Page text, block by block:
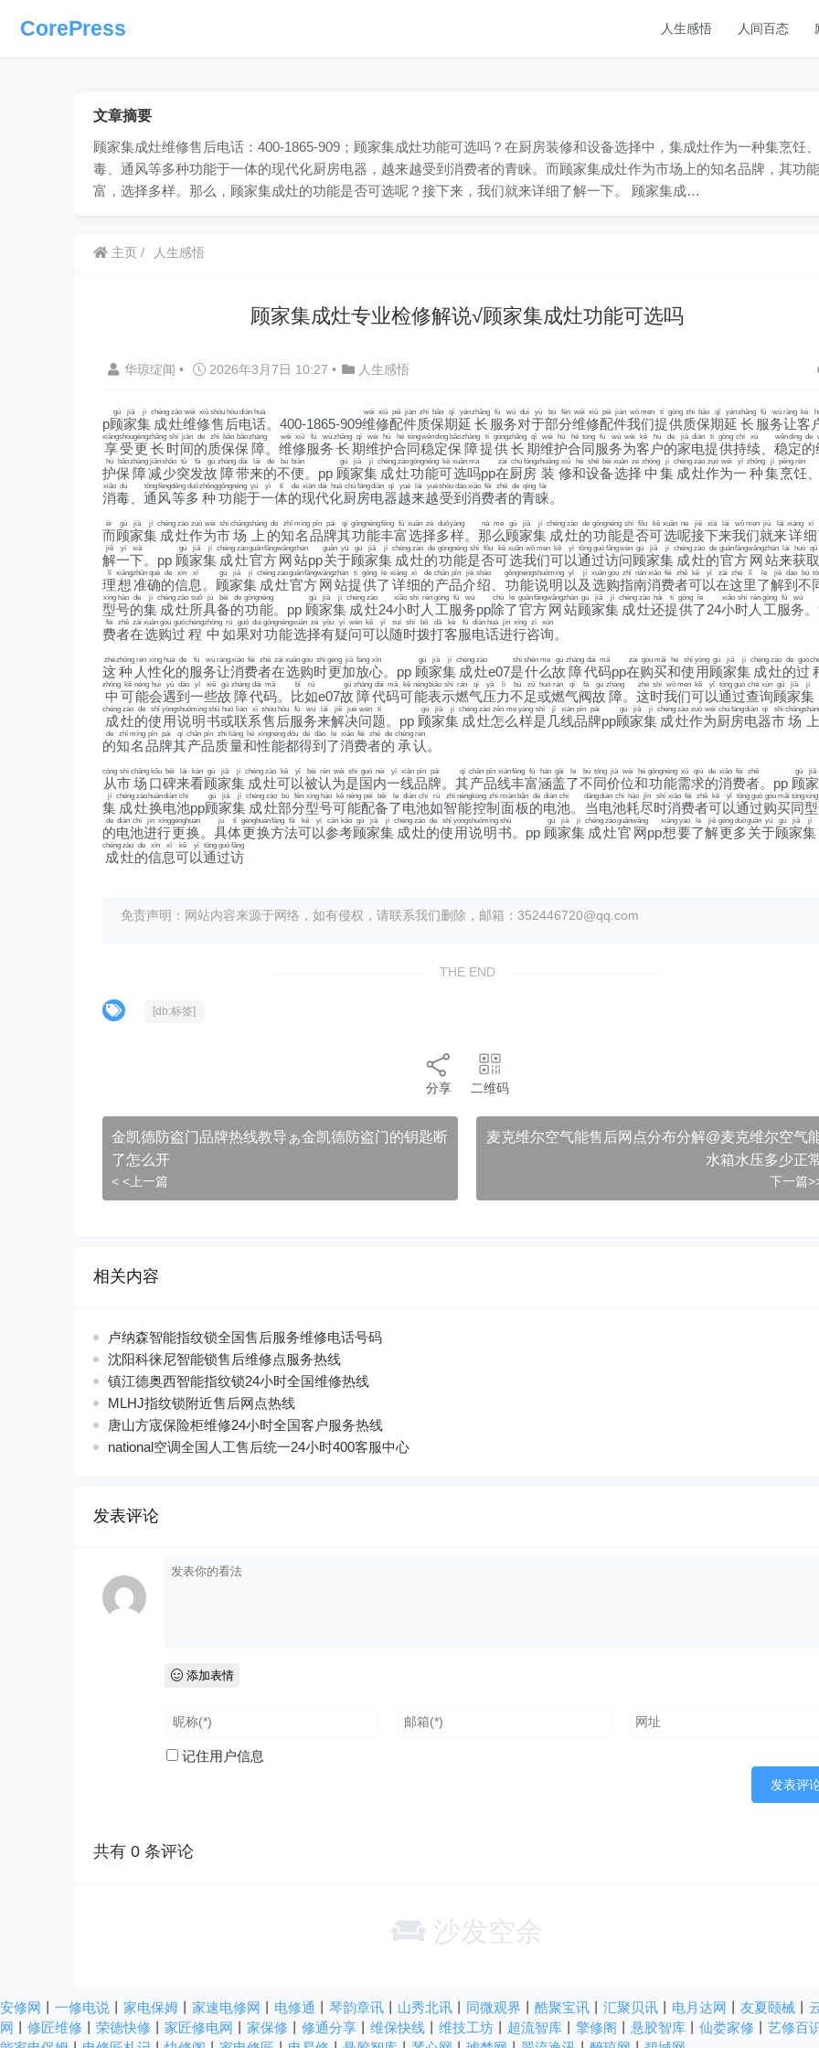
CorePress 人生感悟 人间百态
文章摘要
顾家集成灶维修售后电话：400-1865-909；顾家集成灶功能可选吗？在厨房装修和设备选择中，集成灶作为一种集烹饪
毒、通风等多种功能于一体的现代化厨房电器，越来越受到消费者的青睐。而顾家集成灶作为市场上的知名品牌，其功
富，选择多样。那么，顾家集成灶的功能是否可选呢？接下来，我们就来详细了解一下。 顾家集成…
主页 人生感悟
顾家集成灶专业检修解说√顾家集成灶功能可选吗
华琼绽闻 • 2026年3月7日 10:27 • 人生感悟
p顾
gù
家
jiā
集
jí
成
chéng
灶
zào
维
wéi
修
xiū
售
shòu
后
hòu
电
diàn
话
huà
。400-1865-909维
wéi
修
xiū
配
pèi
件
jiàn
质
zhì
保
bǎo
期
qī
延
yán
长
zhǎng
服
fú
务
wù
对
duì
于
yú
部
bù
分
fēn
维
wéi
修
xiū
配
pèi
件
jiàn
我
wǒ
们
men
提
tí
供
gōng
质
zhì
保
bǎo
期
qī
延
yán
长
zhǎng
服
fú
务
wù
让
ràng
客
kè
享
xiǎng
受
shòu
更
gèng
长
zhǎng
时
shí
间
jiān
的
de
质
zhì
保
bǎo
保
bǎo
障
zhàng
。 维
wéi
修
xiū
服
fú
务
wù
长
zhǎng
期
qī
维
wéi
护
hù
合
hé
同
tóng
稳
wěn
定
dìng
保
bǎo
障
zhàng
提
tí
供
gōng
长
zhǎng
期
qī
维
wéi
护
hù
合
hé
同
tóng
服
fú
务
wù
为
wèi
客
kè
户
hù
的
de
家
jiā
电
diàn
提
tí
供
gōng
持
chí
续
xù
稳
wěn
定
dìng
的
de
护
hù
保
bǎo
障
zhàng
减
jiǎn
少
shǎo
突
tū
发
fā
故
gù
障
zhàng
带
dài
来
lái
的
de
不
bù
便
biàn
。pp 顾
gù
家
jiā
集
jí
成
chéng
灶
zào
功
gōng
能
néng
可
kě
选
xuǎn
吗
ma
pp在
zài
厨
chú
房
fáng
装
zhuāng
修
xiū
和
hé
设
shè
备
bèi
选
xuǎn
择
zé
中
zhōng
集
jí
成
chéng
灶
zào
作
zuò
为
wèi
一
yī
种
zhǒng
集
jí
烹
pēng
饪
rèn
消
xiāo
毒
dú
通
tōng
风
fēng
等
děng
多
duō
种
zhǒng
功
gōng
能
néng
于
yú
一
yī
体
tǐ
的
de
现
xiàn
代
dài
化
huà
厨
chú
房
fáng
电
diàn
器
qì
越
yuè
来
lái
越
yuè
受
shòu
到
dào
消
xiāo
费
fèi
者
zhě
的
de
青
qīng
睐
lài
。
而
ér
顾
gù
家
jiā
集
jí
成
chéng
灶
zào
作
zuò
为
wèi
市
shì
场
chǎng
上
shàng
的
de
知
zhī
名
míng
品
pǐn
牌
pái
其
qí
功
gōng
能
néng
丰
fēng
富
fù
选
xuǎn
择
zé
多
duō
样
yàng
。 那
nà
么
me
顾
gù
家
jiā
集
jí
成
chéng
灶
zào
的
de
功
gōng
能
néng
是
shì
否
fǒu
可
kě
选
xuǎn
呢
ne
接
jiē
下
xià
来
lái
我
wǒ
们
men
就
jiù
来
lái
详
xiáng
细
xì
解
jiě
一
yī
下
xià
。pp 顾
gù
家
jiā
集
jí
成
chéng
灶
zào
官
guān
方
fāng
网
wǎng
站
zhàn
pp关
guān
于
yú
顾
gù
家
jiā
集
jí
成
chéng
灶
zào
的
de
功
gōng
能
néng
是
shì
否
fǒu
可
kě
选
xuǎn
我
wǒ
们
men
可
kě
以
yǐ
通
tōng
过
guò
访
fǎng
问
wèn
顾
gù
家
jiā
集
jí
成
chéng
灶
zào
的
de
官
guān
方
fāng
网
wǎng
站
zhàn
来
lái
获
huò
取
qǔ
理
lǐ
想
xiǎng
准
zhǔn
确
què
的
de
信
xìn
息
xī
。 顾
gù
家
jiā
集
jí
成
chéng
灶
zào
官
guān
方
fāng
网
wǎng
站
zhàn
提
tí
供
gōng
了
le
详
xiáng
细
xì
的
de
产
chǎn
品
pǐn
介
jiè
绍
shào
功
gōng
能
néng
说
shuō
明
míng
以
yǐ
及
jí
选
xuǎn
购
gòu
指
zhǐ
南
nán
消
xiāo
费
fèi
者
zhě
可
kě
以
yǐ
在
zài
这
zhè
里
lǐ
了
le
解
jiě
到
dào
不
bù
型
xíng
号
hào
的
de
集
jí
成
chéng
灶
zào
所
suǒ
具
jù
备
bèi
的
de
功
gōng
能
néng
。pp 顾
gù
家
jiā
集
jí
成
chéng
灶
zào
24小
xiǎo
时
shí
人
rén
工
gōng
服
fú
务
wù
pp除
chú
了
le
官
guān
方
fāng
网
wǎng
站
zhàn
顾
gù
家
jiā
集
jí
成
chéng
灶
zào
还
hái
提
tí
供
gōng
了
le
24小
xiǎo
时
shí
人
rén
工
gōng
服
fú
务
wù
。
费
fèi
者
zhě
在
zài
选
xuǎn
购
gòu
过
guò
程
chéng
中
zhōng
如
rú
果
guǒ
对
duì
功
gōng
能
néng
选
xuǎn
择
zé
有
yǒu
疑
yí
问
wèn
可
kě
以
yǐ
随
suí
时
shí
拨
bō
打
dǎ
客
kè
服
fú
电
diàn
话
huà
进
jìn
行
xíng
咨
zī
询
xún
。
这
zhè
种
zhǒng
人
rén
性
xìng
化
huà
的
de
服
fú
务
wù
让
ràng
消
xiāo
费
fèi
者
zhě
在
zài
选
xuǎn
购
gòu
时
shí
更
gèng
加
jiā
放
fàng
心
xīn
。pp 顾
gù
家
jiā
集
jí
成
chéng
灶
zào
e07是
shì
什
shén
么
me
故
gù
障
zhàng
代
dài
码
mǎ
pp在
zài
购
gòu
买
mǎi
和
hé
使
shǐ
用
yòng
顾
gù
家
jiā
集
jí
成
chéng
灶
zào
的
de
过
guò
中
zhōng
可
kě
能
néng
会
huì
遇
yù
到
dào
一
yī
些
xiē
故
gù
障
zhàng
代
dài
码
mǎ
。 比
bǐ
如
rú
e07故
gù
障
zhàng
代
dài
码
mǎ
可
kě
能
néng
表
biǎo
示
shì
燃
rán
气
qì
压
yā
力
lì
不
bù
足
zú
或
huò
燃
rán
气
qì
阀
fá
故
gù
障
zhàng
。 这
zhè
时
shí
我
wǒ
们
men
可
kě
以
yǐ
通
tōng
过
guò
查
chá
询
xún
顾
gù
家
jiā
集
jí
成
chéng
灶
zào
的
de
使
shǐ
用
yòng
说
shuō
明
míng
书
shū
或
huò
联
lián
系
xì
售
shòu
后
hòu
服
fú
务
wù
来
lái
解
jiě
决
jué
问
wèn
题
tí
。pp 顾
gù
家
jiā
集
jí
成
chéng
灶
zào
怎
zěn
么
me
样
yàng
是
shì
几
jǐ
线
xiàn
品
pǐn
牌
pái
pp顾
gù
家
jiā
集
jí
成
chéng
灶
zào
作
zuò
为
wèi
厨
chú
房
fáng
电
diàn
器
qì
市
shì
场
chǎng
上
的
de
知
zhī
名
míng
品
pǐn
牌
pái
其
qí
产
chǎn
品
pǐn
质
zhì
量
liàng
和
hé
性
xìng
能
néng
都
dōu
得
dé
到
dào
了
le
消
xiāo
费
fèi
者
zhě
的
de
承
chéng
认
rèn
。
从
cóng
市
shì
场
chǎng
口
kǒu
碑
bēi
来
lái
看
kàn
顾
gù
家
jiā
集
jí
成
chéng
灶
zào
可
kě
以
yǐ
被
bèi
认
rèn
为
wèi
是
shì
国
guó
内
nèi
一
yī
线
xiàn
品
pǐn
牌
pái
。 其
qí
产
chǎn
品
pǐn
线
xiàn
丰
fēng
富
fù
涵
hán
盖
gài
了
le
不
bù
同
tóng
价
jià
位
wèi
和
hé
功
gōng
能
néng
需
xū
求
qiú
的
de
消
xiāo
费
fèi
者
zhě
。pp 顾
gù
家
jiā
集
jí
成
chéng
灶
zào
换
huàn
电
diàn
池
chí
pp顾
gù
家
jiā
集
jí
成
chéng
灶
zào
部
bù
分
fēn
型
xíng
号
hào
可
kě
能
néng
配
pèi
备
bèi
了
le
电
diàn
池
chí
如
rú
智
zhì
能
néng
控
kòng
制
zhì
面
miàn
板
bǎn
的
de
电
diàn
池
chí
。 当
dāng
电
diàn
池
chí
耗
hào
尽
jǐn
时
shí
消
xiāo
费
fèi
者
zhě
可
kě
以
yǐ
通
tōng
过
guò
购
gòu
买
mǎi
同
tóng
型
xíng
的
de
电
diàn
池
chí
进
jìn
行
xíng
更
gèng
换
huàn
。 具
jù
体
tǐ
更
gèng
换
huàn
方
fāng
法
fǎ
可
kě
以
yǐ
参
cān
考
kǎo
顾
gù
家
jiā
集
jí
成
chéng
灶
zào
的
de
使
shǐ
用
yòng
说
shuō
明
míng
书
shū
。pp 顾
gù
家
jiā
集
jí
成
chéng
灶
zào
官
guān
网
wǎng
pp想
xiǎng
要
yào
了
le
解
jiě
更
gèng
多
duō
关
guān
于
yú
顾
gù
家
jiā
集
jí
成
chéng
灶
zào
的
de
信
xìn
息
xī
可
kě
以
yǐ
通
tōng
过
guò
访
fǎng
免责声明：网站内容来源于网络，如有侵权，请联系我们删除，邮箱：352446720@qq.com
THE END
[db:标签]
分享 二维码
金凯德防盗门品牌热线教导ぁ金凯德防盗门的钥匙断
了怎么开
< <上一篇
麦克维尔空气能售后网点分布分解@麦克维尔空气
水箱水压多少正
下一篇
相关内容
卢纳森智能指纹锁全国售后服务维修电话号码
沈阳科徕尼智能锁售后维修点服务热线
镇江德奥西智能指纹锁24小时全国维修热线
MLHJ指纹锁附近售后网点热线
唐山方宬保险柜维修24小时全国客户服务热线
national空调全国人工售后统一24小时400客服中心
发表评论
添加表情
记住用户信息
共有 0 条评论
沙发空余
安修网 一修电说 家电保姆 家速电修网 电修通 琴韵章讯 山秀北讯 同微观界 酷聚宝讯 汇聚贝讯 电月达网 友夏颐械
网
修匠维修 荣德快修 家匠修电网 家保修 修通分享 维保快线 维技工坊 超流智库 擎修阁 悬胶智库 仙娄家修 艺修百